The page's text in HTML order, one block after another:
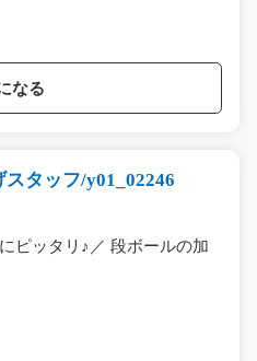
なる
タッフ/y01_02246
ピッタリ♪／ 段ボールの加